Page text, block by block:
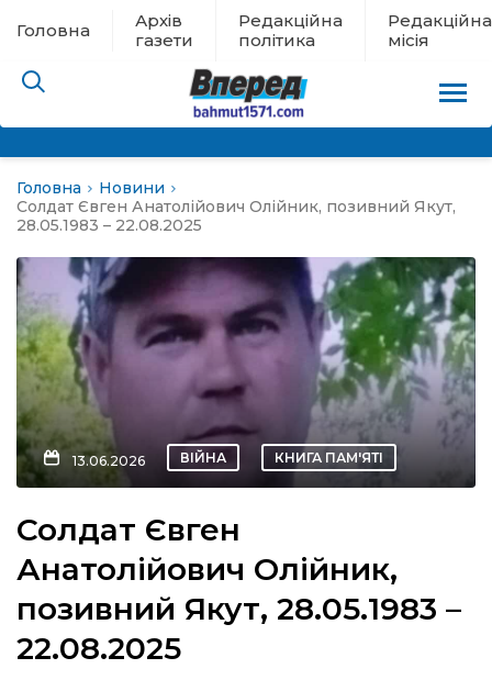
Головна
Архів
газети
Редакційна
політика
Редакційна
місія
евакуації
новини
Головна
Новини
Солдат Євген Анатолійович Олійник, позивний Якут,
28.05.1983 – 22.08.2025
13.06.2026 ВІЙНА КНИГА ПАМ'ЯТІ
Солдат Євген
Анатолійович Олійник,
позивний Якут, 28.05.1983 –
22.08.2025